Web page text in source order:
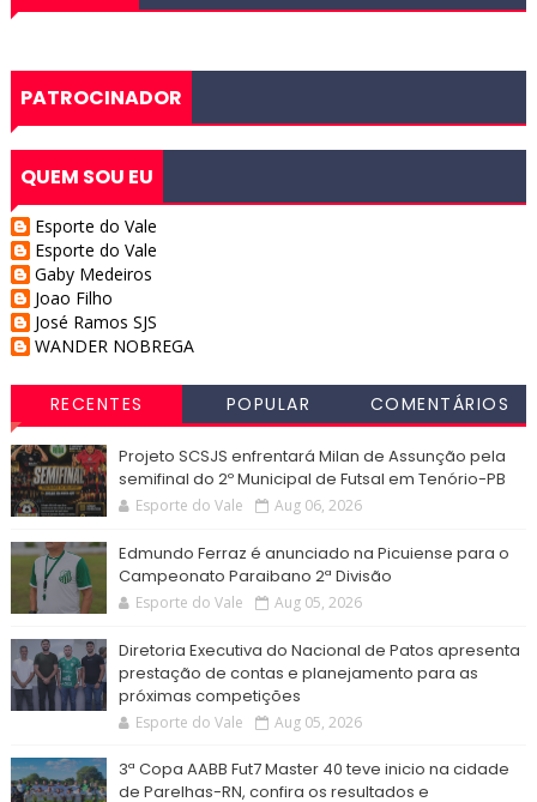
PATROCINADOR
QUEM SOU EU
Esporte do Vale
Esporte do Vale
Gaby Medeiros
Joao Filho
José Ramos SJS
WANDER NOBREGA
RECENTES POPULAR COMENTÁRIOS
Projeto SCSJS enfrentará Milan de Assunção pela
semifinal do 2º Municipal de Futsal em Tenório-PB
Esporte do Vale Aug 06, 2026
Edmundo Ferraz é anunciado na Picuiense para o
Campeonato Paraibano 2ª Divisão
Esporte do Vale Aug 05, 2026
Diretoria Executiva do Nacional de Patos apresenta
prestação de contas e planejamento para as
próximas competições
Esporte do Vale Aug 05, 2026
3ª Copa AABB Fut7 Master 40 teve inicio na cidade
de Parelhas-RN, confira os resultados e